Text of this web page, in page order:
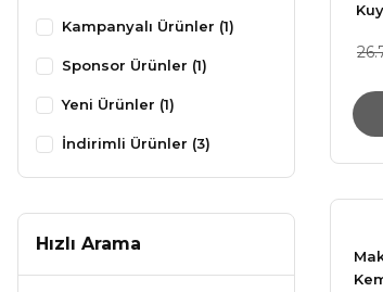
Kampanyalı Ürünler (1)
Sponsor Ürünler (1)
Yeni Ürünler (1)
İndirimli Ürünler (3)
Hızlı Arama